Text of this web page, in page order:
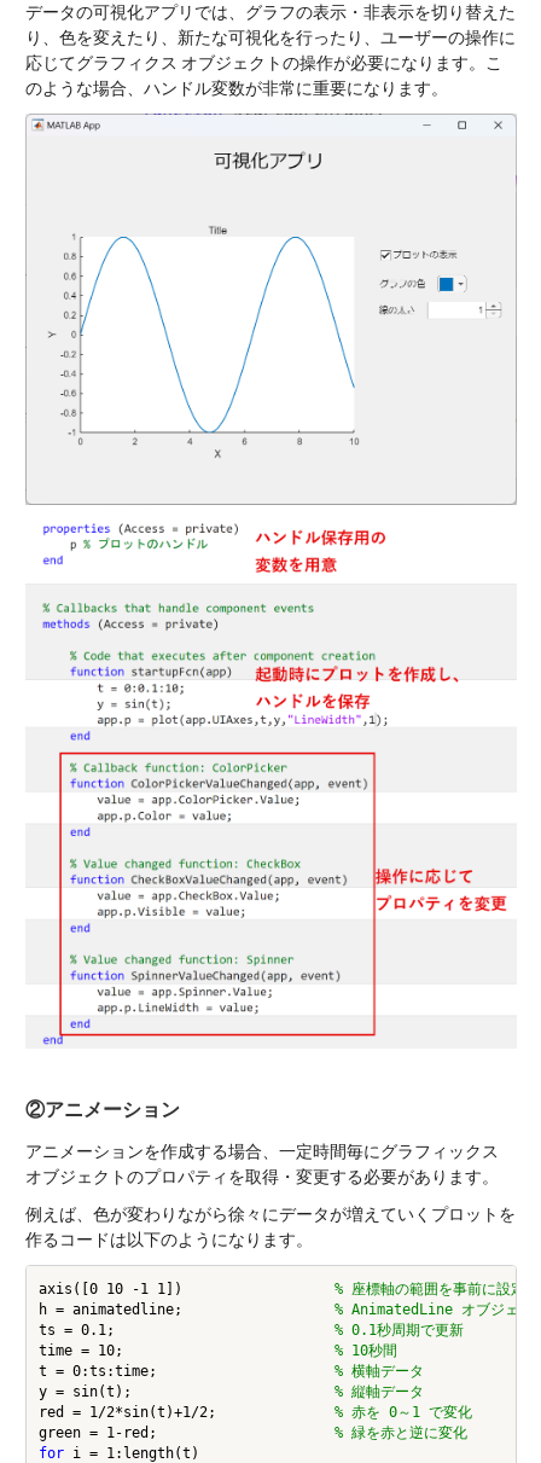
データの可視化アプリでは、グラフの表示・非表示を切り替えた
り、色を変えたり、新たな可視化を行ったり、ユーザーの操作に
応じてグラフィクス オブジェクトの操作が必要になります。こ
のような場合、ハンドル変数が非常に重要になります。
②アニメーション
アニメーションを作成する場合、一定時間毎にグラフィックス
オブジェクトのプロパティを取得・変更する必要があります。
例えば、色が変わりながら徐々にデータが増えていくプロットを
作るコードは以下のようになります。
axis([0 10 -1 1]) % 座標軸の範囲を事前に設定
h = animatedline; % AnimatedLine オブジェク
ts = 0.1; % 0.1秒周期で更新
time = 10; % 10秒間
t = 0:ts:time; % 横軸データ
y = sin(t); % 縦軸データ
red = 1/2*sin(t)+1/2; % 赤を 0～1 で変化
green = 1-red; % 緑を赤と逆に変化
for i = 1:length(t)